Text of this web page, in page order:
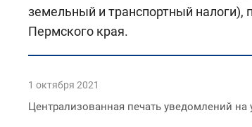
земельный и транспортный налоги),
Пермского края.
1 октября 2021
Централизованная печать уведомлений